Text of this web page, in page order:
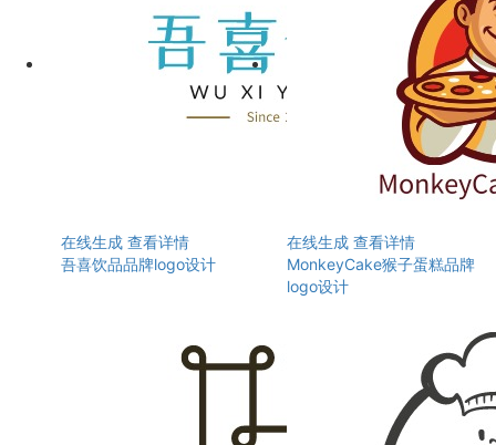
在线生成 查看详情
吾喜饮品品牌logo设计
在线生成 查看详情
MonkeyCake猴子蛋糕品牌
logo设计